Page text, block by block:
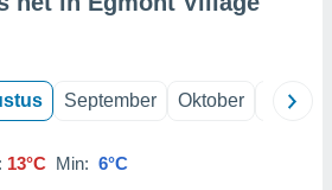
September Oktober
13°C Min: 6°C